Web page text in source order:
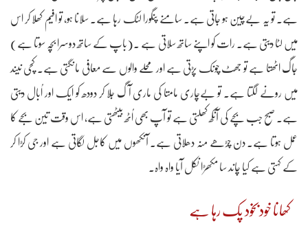
ہے۔ تو یہ بےچین ہو جاتی ہے۔ سامنے پنگورا لٹک رہا ہے۔ سلانا ہو، تو افیم کھلا کر اس
میں لٹا دیتی ہے۔ رات کو اپنے ساتھ سلاتی ہے ۔(باپ کے ساتھ دوسرا بچہ سوتا ہے)
جاگ اٹھتا ہے تو جھٹ چونک پڑتی ہے اور محلے والوں سے معافی مانگتی ہے۔ کچی نیند
میں رونے لگتا ہے۔ تو بےچاری مامتا کی ماری آگ جلا کر دودھ کو ایک اور اُبال دیتی
ہے۔ صبح جب بچے کی آنکھ کھلتی ہے تو آپ بھی اُٹھ بیٹھتی ہے، اس وقت تین بجے کا
عمل ہوتا ہے۔ دن چڑھے منہ دھلاتی ہے۔ آنکھوں میں کاجل لگاتی ہے اور جی کڑا کر
کے کہتی ہے کیا چاند سا مکھڑا نکل آیا واہ واہ۔
کھانا خودبخود پک رہا ہے